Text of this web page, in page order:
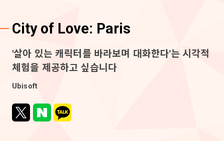
City of Love: Paris
'살아 있는 캐릭터를 바라보며 대화한다'는 시각적
체험을 제공하고 싶습니다
Ubisoft